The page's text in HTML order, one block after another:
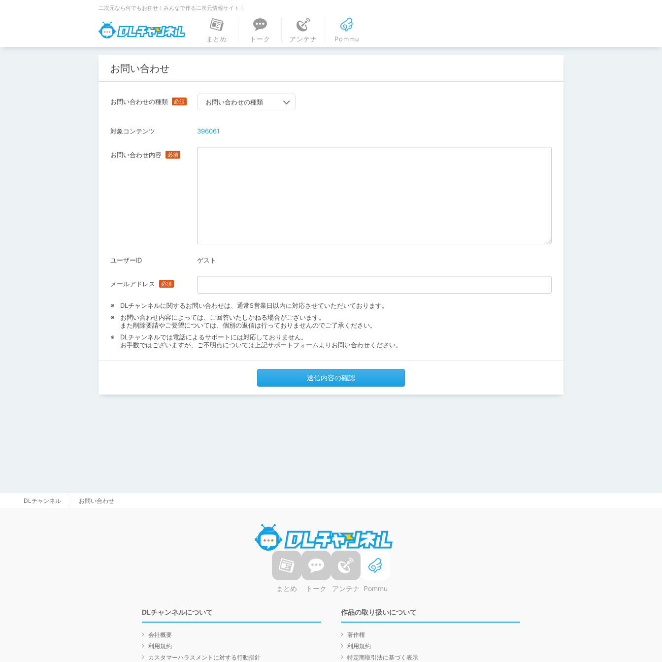
二次元なら何でもお任せ！みんなで作る二次元情報サイト！
DLチャンネル
まとめ
トーク アンテナ Pommu
お問い合わせ
お問い合わせの種類 お問い合わせの種類
対象コンテンツ 396061
お問い合わせ内容
ユーザーID ゲスト
メールアドレス
DLチャンネルに関するお問い合わせは、通常5営業日以内に対応させていただいております。
お問い合わせ内容によっては、ご回答いたしかねる場合がございます。
また削除要請やご要望については、個別の返信は行っておりませんのでご了承ください。
DLチャンネルでは電話によるサポートには対応しておりません。
お手数ではございますが、ご不明点については上記サポートフォームよりお問い合わせください。
送信内容の確認
DLチャンネル お問い合わせ
まとめ トーク アンテナ Pommu
DLチャンネルについて
会社概要
利用規約
カスタマーハラスメントに対する行動指針
作品の取り扱いについて
著作権
利用規約
特定商取引法に基づく表示